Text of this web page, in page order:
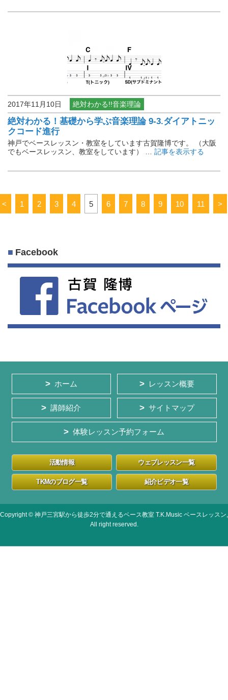
2017年11月10日 絶対わかる!!音楽理論
絶対わかる！基礎から学ぶ音楽理論 9-3.ダイアトニッ
クコード進行
神戸でベースレッスン・教室をしています古賀隆博です。 （大阪
でもベースレッスン、教室をしています） … 記事を表示する
< 1 2 3 4 5 6 7 8 9 10 11 >
Facebook
ホーム レッスン概要
講師紹介 サイトマップ
体験レッスン予約フォーム
活動情報 ウェブレッスン一覧
TKMのブログ一覧 紹介ビデオ一覧
Copyright © 神戸三宮駅から徒歩2分で通えるベース教室 T.K.Music ベースレッスン,
All right reserved.